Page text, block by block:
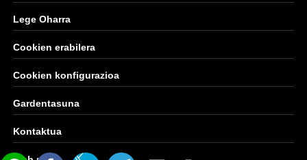
Lege Oharra
Cookien erabilera
Cookien konfigurazioa
Gardentasuna
Kontaktua